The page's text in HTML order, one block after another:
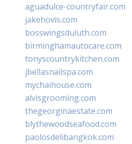
aguadulce-countryfair.com
jakehovis.com
bosswingsduluth.com
birminghamautocare.com
tonyscountrykitchen.com
jbellasnailspa.com
mychaihouse.com
alvisgrooming.com
thegeorginaestate.com
blythewoodseafood.com
paolosdelibangkok.com